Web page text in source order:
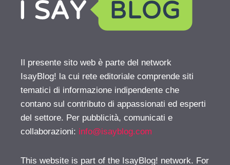
Il presente sito web è parte del network
IsayBlog! la cui rete editoriale comprende siti
tematici di informazione indipendente che
contano sul contributo di appassionati ed esperti
del settore. Per pubblicità, comunicati e
collaborazioni: info@isayblog.com
This website is part of the IsayBlog! network. For